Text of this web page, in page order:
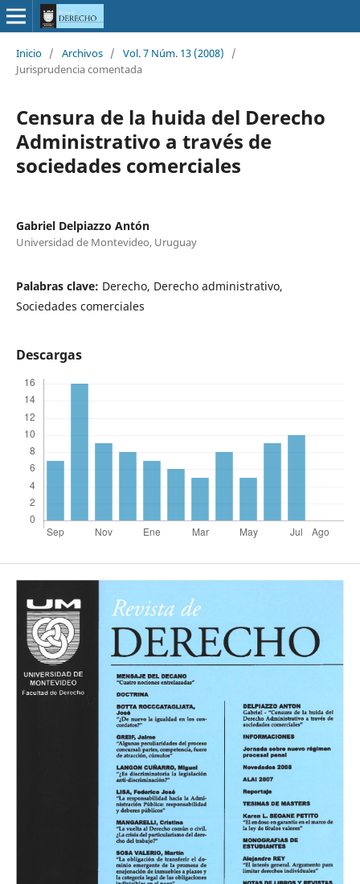
Inicio / Archivos / Vol. 7 Núm. 13 (2008)
/
Jurisprudencia comentada
Censura de la huida del Derecho
Administrativo a través de
sociedades comerciales
Gabriel Delpiazzo Antón
Universidad de Montevideo, Uruguay
Palabras clave: Derecho, Derecho administrativo,
Sociedades comerciales
Descargas